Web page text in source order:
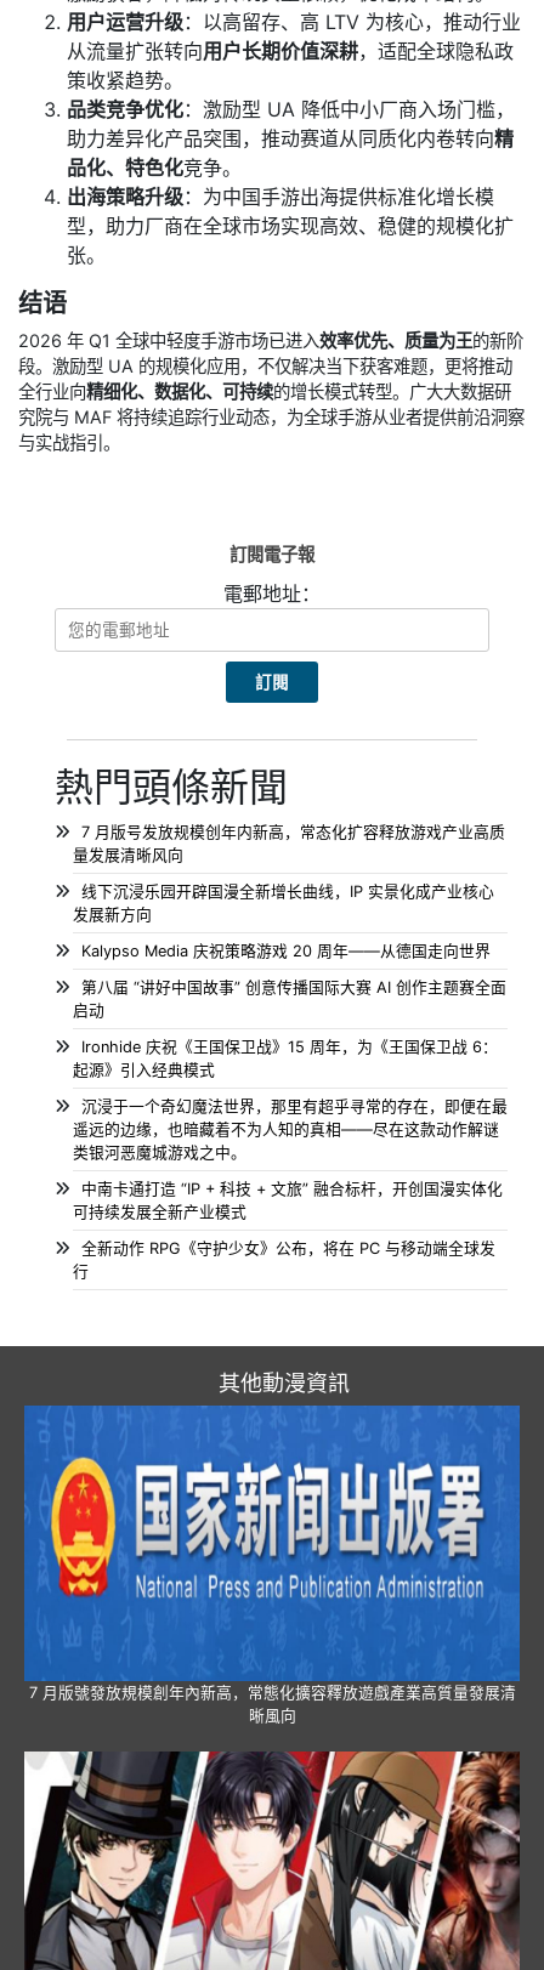
用户运营升级：以高留存、高 LTV 为核心，推动行业
从流量扩张转向用户长期价值深耕，适配全球隐私政
策收紧趋势。
品类竞争优化：激励型 UA 降低中小厂商入场门槛，
助力差异化产品突围，推动赛道从同质化内卷转向精
品化、特色化竞争。
出海策略升级：为中国手游出海提供标准化增长模
型，助力厂商在全球市场实现高效、稳健的规模化扩
张。
结语
2026 年 Q1 全球中轻度手游市场已进入效率优先、质量为王的新阶
段。激励型 UA 的规模化应用，不仅解决当下获客难题，更将推动
全行业向精细化、数据化、可持续的增长模式转型。广大大数据研
究院与 MAF 将持续追踪行业动态，为全球手游从业者提供前沿洞察
与实战指引。
訂閱電子報
電郵地址：
熱門頭條新聞
7 月版号发放规模创年内新高，常态化扩容释放游戏产业高质
量发展清晰风向
线下沉浸乐园开辟国漫全新增长曲线，IP 实景化成产业核心
发展新方向
Kalypso Media 庆祝策略游戏 20 周年——从德国走向世界
第八届 “讲好中国故事” 创意传播国际大赛 AI 创作主题赛全面
启动
Ironhide 庆祝《王国保卫战》15 周年，为《王国保卫战 6：
起源》引入经典模式
沉浸于一个奇幻魔法世界，那里有超乎寻常的存在，即便在最
遥远的边缘，也暗藏着不为人知的真相——尽在这款动作解谜
类银河恶魔城游戏之中。
中南卡通打造 “IP + 科技 + 文旅” 融合标杆，开创国漫实体化
可持续发展全新产业模式
全新动作 RPG《守护少女》公布，将在 PC 与移动端全球发
行
其他動漫資訊
7 月版號發放規模創年內新高，常態化擴容釋放遊戲產業高質量發展清
晰風向